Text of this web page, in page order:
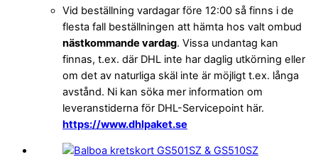
Vid beställning vardagar före 12:00 så finns i de
flesta fall beställningen att hämta hos valt ombud
nästkommande vardag. Vissa undantag kan
finnas, t.ex. där DHL inte har daglig utkörning eller
om det av naturliga skäl inte är möjligt t.ex. långa
avstånd. Ni kan söka mer information om
leveranstiderna för DHL-Servicepoint här.
https://www.dhlpaket.se